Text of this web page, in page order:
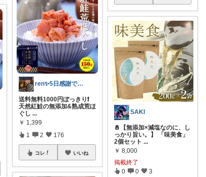
ren✨5日感謝です♡🤔
送料無料1000円ぽっきり❗️
天然紅鮭の無添加&熟成荒ほ
ぐし ...
￥ 1,399
1 2 176
コレ いいね
SAKI
🧂【無添加×減塩なのに、し
っかり旨い。】 「味美食」
2個セット ...
￥ 8,000
掲載終了
0 0 3